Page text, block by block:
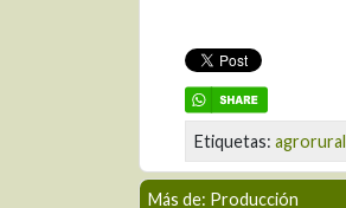
Etiquetas: agrorural
Más de: Producción